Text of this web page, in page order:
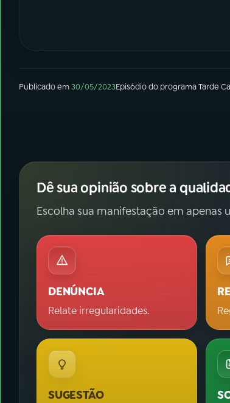
Publicado em30/05/2023Episódiodo programaTarde
Dê sua opinião sobre a
Escolha sua manifestação em apenas
DENÚNCIA
Relate irregularidades.
SUGESTÃO